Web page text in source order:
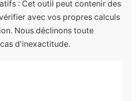
: Cet outil peut contenir des
avec vos propres calculs
Nous déclinons toute
d'inexactitude.